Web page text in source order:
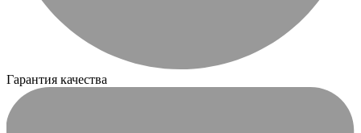
Гарантия качества